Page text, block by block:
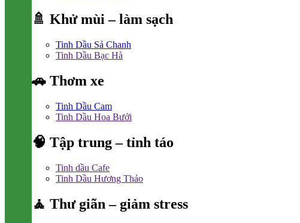
🚿 Khử mùi – làm sạch
Tinh Dầu Sả Chanh
Tinh Dầu Bạc Hà
🚗 Thơm xe
Tinh Dầu Cam
Tinh Dầu Hoa Bưởi
🧠 Tập trung – tỉnh táo
Tinh dầu Cafe
Tinh Dầu Hương Thảo
🧘 Thư giãn – giảm stress